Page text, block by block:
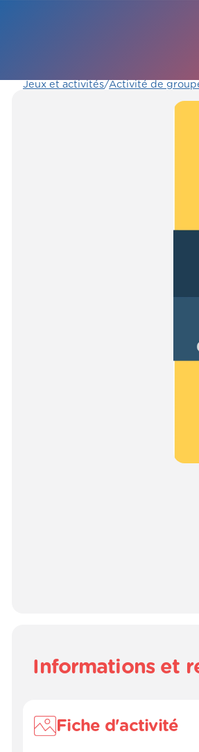
Jeux et activités/Activité de
Informations et
Fiche d'activité